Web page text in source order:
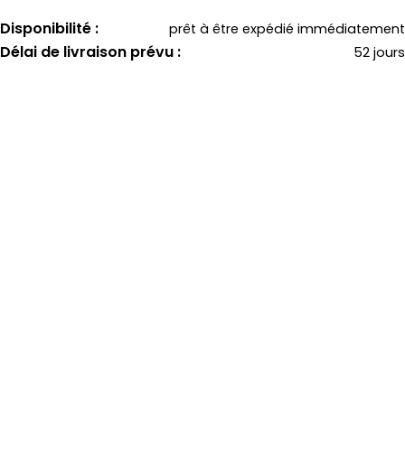
Disponibilité : prêt à être expédié immédiatement
Délai de livraison prévu : 52 jours